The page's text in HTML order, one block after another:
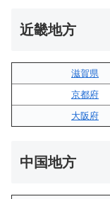
近畿地方
滋賀県
京都府
大阪府
中国地方